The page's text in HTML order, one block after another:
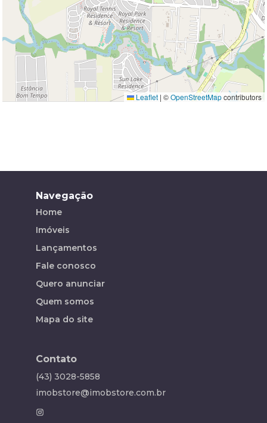
Leaflet | ©OpenStreetMapcontributors
Navegação
Home
Imóveis
Lançamentos
Fale conosco
Quero anunciar
Quem somos
Mapa do site
Contato
(43) 3028-5858
imobstore@imobstore.com.br